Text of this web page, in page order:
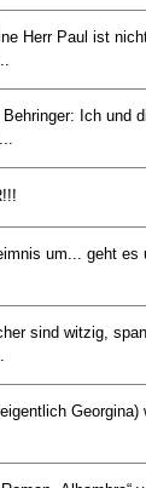
Herr Paul ist
Ich und
um... geht
sind witzig,